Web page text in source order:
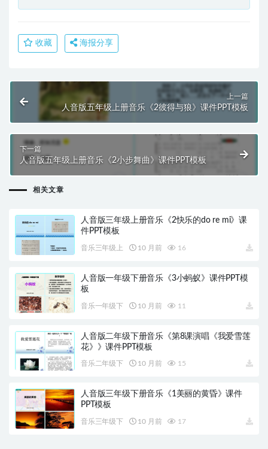
收藏 海报分享
上一篇
人音版五年级上册音乐《2彼得与狼》课件PPT模板
下一篇
人音版五年级上册音乐《2小步舞曲》课件PPT模板
相关文章
人音版三年级上册音乐《2快乐的do re mi》课
件PPT模板
音乐三年级上 10 月前 16
人音版一年级下册音乐《3小蚂蚁》课件PPT模
板
音乐一年级下 10 月前 11
人音版二年级下册音乐《第8课演唱《我爱雪莲
花》》课件PPT模板
音乐二年级下 10 月前 15
人音版三年级下册音乐《1美丽的黄昏》课件
PPT模板
音乐三年级下 10 月前 17